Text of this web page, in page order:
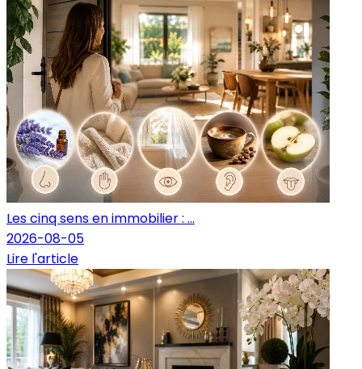
Les cinq sens en immobilier : ...
2026-08-05
Lire l'article